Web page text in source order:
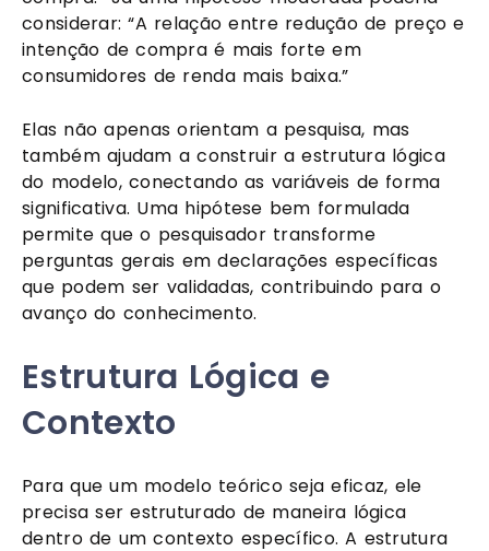
considerar: “A relação entre redução de preço e
intenção de compra é mais forte em
consumidores de renda mais baixa.”
Elas não apenas orientam a pesquisa, mas
também ajudam a construir a estrutura lógica
do modelo, conectando as variáveis de forma
significativa. Uma hipótese bem formulada
permite que o pesquisador transforme
perguntas gerais em declarações específicas
que podem ser validadas, contribuindo para o
avanço do conhecimento.
Estrutura Lógica e
Contexto
Para que um modelo teórico seja eficaz, ele
precisa ser estruturado de maneira lógica
dentro de um contexto específico. A estrutura